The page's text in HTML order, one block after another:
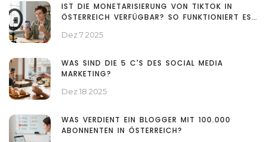
IST DIE MONETARISIERUNG VON TIKTOK IN
ÖSTERREICH VERFÜGBAR? SO FUNKTIONIERT ES
Dez 7 2025
WAS SIND DIE 5 C'S DES SOCIAL MEDIA
MARKETING?
Dez 18 2025
WAS VERDIENT EIN BLOGGER MIT 100.000
ABONNENTEN IN ÖSTERREICH?